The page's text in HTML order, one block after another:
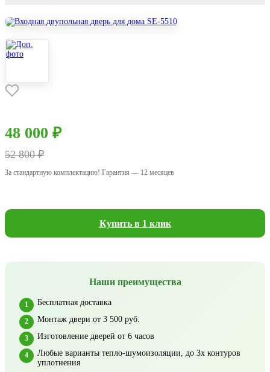
48 000 ₽
52 800 ₽
За стандартную комплектацию! Гарантия — 12 месяцев
Купить в 1 клик
Наши преимущества
Бесплатная доставка
Монтаж двери от 3 500 руб.
Изготовление дверей от 6 часов
Любые варианты тепло-шумоизоляции, до 3х контуров
уплотнения